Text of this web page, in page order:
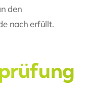
den
nach erfüllt.